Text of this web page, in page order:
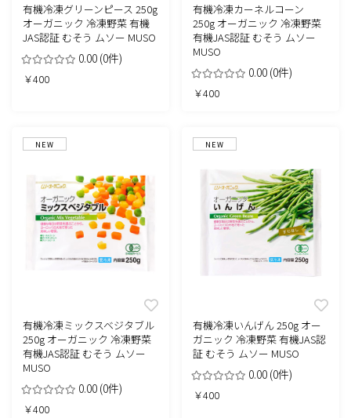
有機冷凍グリーンピース 250g
オーガニック 冷凍野菜 有機
JAS認証 むそう ムソー MUSO
0.00 (0件)
￥400
有機冷凍カーネルコーン
250g オーガニック 冷凍野菜
有機JAS認証 むそう ムソー
MUSO
0.00 (0件)
￥400
NEW
有機冷凍ミックスベジタブル
250g オーガニック 冷凍野菜
有機JAS認証 むそう ムソー
MUSO
0.00 (0件)
￥400
NEW
有機冷凍いんげん 250g オー
ガニック 冷凍野菜 有機JAS認
証 むそう ムソー MUSO
0.00 (0件)
￥400